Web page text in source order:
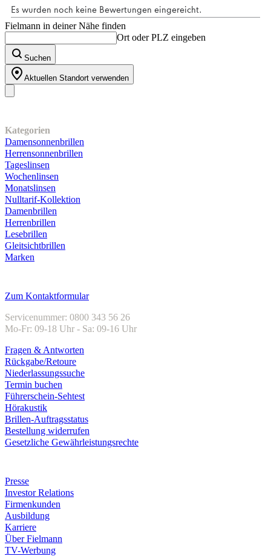
Fielmann in deiner Nähe finden
Ort oder PLZ eingeben
Suchen
Aktuellen Standort verwenden
Kategorien
Damensonnenbrillen
Herrensonnenbrillen
Tageslinsen
Wochenlinsen
Monatslinsen
Nulltarif-Kollektion
Damenbrillen
Herrenbrillen
Lesebrillen
Gleitsichtbrillen
Marken
Zum Kontaktformular
Servicenummer: 0800 343 56 26
Mo-Fr: 09-18 Uhr - Sa: 09-16 Uhr
Fragen & Antworten
Rückgabe/Retoure
Niederlassungssuche
Termin buchen
Führerschein-Sehtest
Hörakustik
Brillen-Auftragsstatus
Bestellung widerrufen
Gesetzliche Gewährleistungsrechte
Presse
Investor Relations
Firmenkunden
Ausbildung
Karriere
Über Fielmann
TV-Werbung